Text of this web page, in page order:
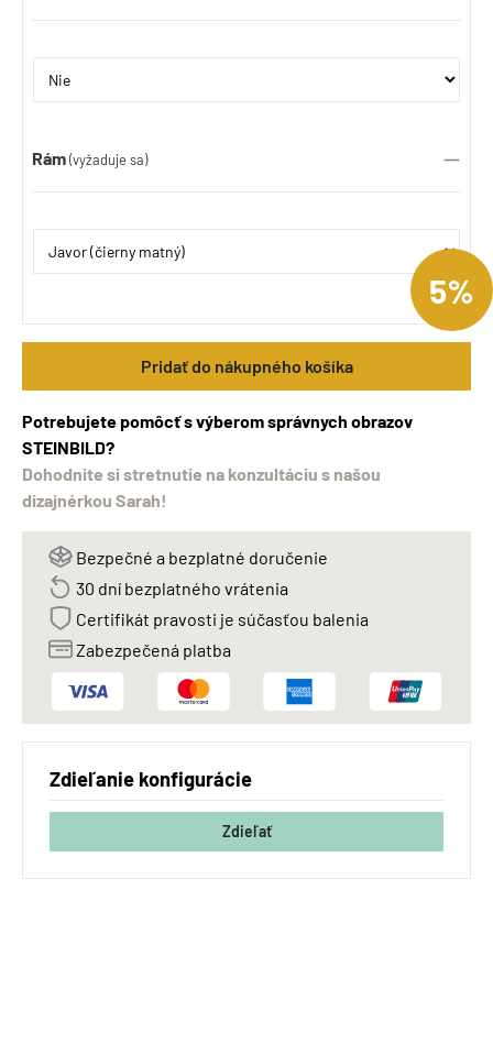
Rám(vyžaduje sa)
Pridať do nákupného košíka
Potrebujete pomôcť s výberom správnych obrazov
STEINBILD?
Dohodnite si stretnutie na konzultáciu s našou
dizajnérkou Sarah!
Bezpečné a bezplatné doručenie
30 dní bezplatného vrátenia
Certifikát pravosti je súčasťou balenia
Zabezpečená platba
Zdieľanie konfigurácie
Zdieľať
5%